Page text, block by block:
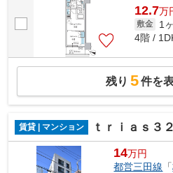
12.7万
敷金 1
4階 /
残り 5件を
賃貸 | マンション ｔｒｉａｓ３
14万円
都営三田線 「